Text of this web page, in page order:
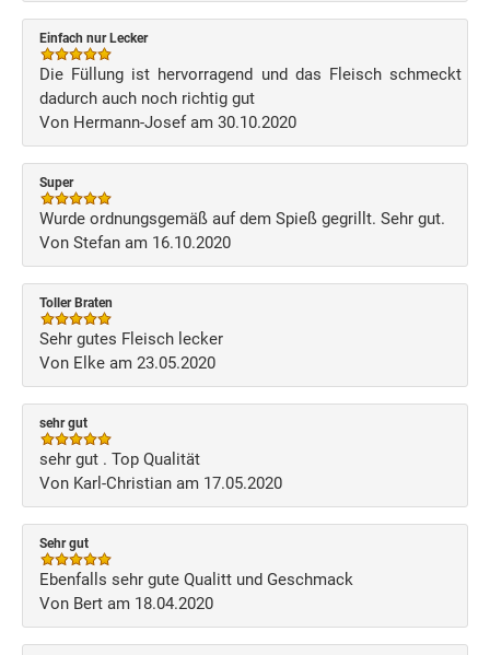
Einfach nur Lecker
Die Füllung ist hervorragend und das Fleisch schmeckt
dadurch auch noch richtig gut
Von Hermann-Josef am 30.10.2020
Super
Wurde ordnungsgemäß auf dem Spieß gegrillt. Sehr gut.
Von Stefan am 16.10.2020
Toller Braten
Sehr gutes Fleisch lecker
Von Elke am 23.05.2020
sehr gut
sehr gut . Top Qualität
Von Karl-Christian am 17.05.2020
Sehr gut
Ebenfalls sehr gute Qualitt und Geschmack
Von Bert am 18.04.2020